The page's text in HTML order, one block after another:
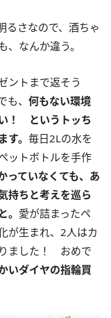
るさなので、酒ちゃ
なんか違う。
ントまで返そう
、 何もない環境
！ というトッち
。 毎日2Lの水を
ットボトルを手作
っていなくても、あ
持ちと考えを巡ら
。 愛が詰まったペ
が生まれ、2人はカ
ました！ おめで
いダイヤの指輪買